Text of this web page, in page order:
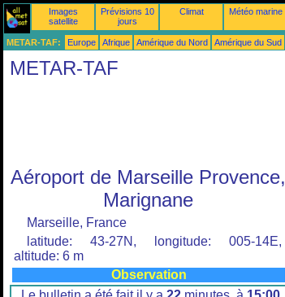
Images
satellite
Prévisions 10
jours
Climat Météo marine
METAR-TAF: Europe Afrique Amérique du Nord Amérique du Sud
METAR-TAF
Aéroport de Marseille Provence,
Marignane
Marseille, France
latitude: 43-27N, longitude: 005-14E,
altitude: 6 m
Observation